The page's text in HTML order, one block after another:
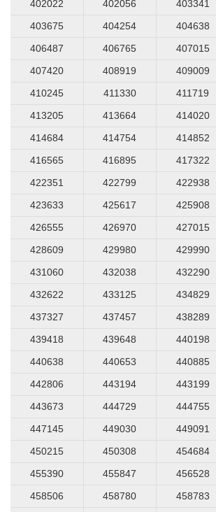
402022
402056 403341
403675
404254 404638
406487
406765 407015
407420
408919 409009
410245
411330 411719
413205
413664 414020
414684
414754 414852
416565
416895 417322
422351
422799 422938
423633
425617 425908
426555
426970 427015
428609
429980 429990
431060
432038 432290
432622
433125 434829
437327
437457 438289
439418
439648 440198
440638
440653 440885
442806
443194 443199
443673
444729 444755
447145
449030 449091
450215
450308 454684
455390
455847 456528
458506
458780 458783